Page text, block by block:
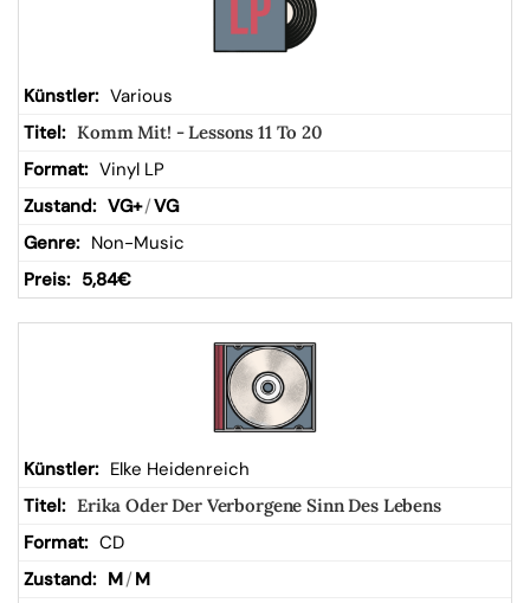
Various
Komm Mit! - Lessons 11 To 20
Vinyl LP
VG+/VG
Non-Music
5,84€
Elke Heidenreich
Erika Oder Der Verborgene Sinn Des Lebens
CD
M/ M